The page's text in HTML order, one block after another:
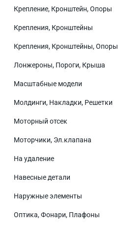
Крепление, Кронштейн, Опоры
Крепления, Кронштейны
Крепления, Кронштейны, Опоры
Лонжероны, Пороги, Крыша
Масштабные модели
Молдинги, Накладки, Решетки
Моторный отсек
Моторчики, Эл.клапана
На удаление
Навесные детали
Наружные элементы
Оптика, Фонари, Плафоны